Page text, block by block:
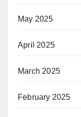
May 2025
April 2025
March 2025
February 2025